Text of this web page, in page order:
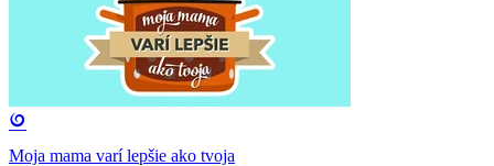
Moja mama varí lepšie ako tvoja